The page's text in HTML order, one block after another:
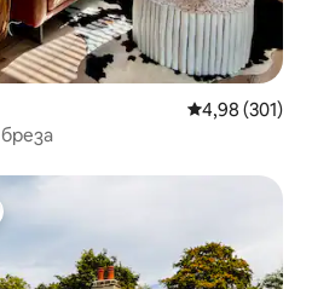
Средна
4,98 (301)
гостите